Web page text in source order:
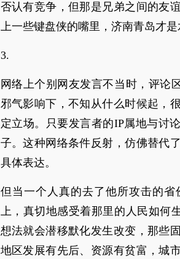
否认有竞争，但那是兄弟之间的友
上一些键盘侠的嘴里，济南青岛才是
3.
网络上个别网友发言不当时，评论
邪气影响下，不知从什么时候起，
定立场。只要发言者的IP属地与讨
子。这种网络条件反射，仿佛替代
具体表达。
但当一个人真的去了他所攻击的
上，真切地感受着那里的人民如何
想法就会潜移默化发生改变，那些
地区发展有先后、资源有贫富，城